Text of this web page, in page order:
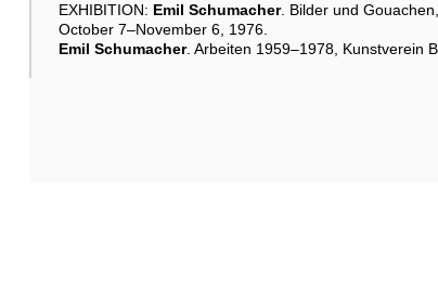
EXHIBITION: Emil Schumacher. Bilder und
October 7–November 6, 1976.
Emil Schumacher. Arbeiten 1959–1978, Kunstverein